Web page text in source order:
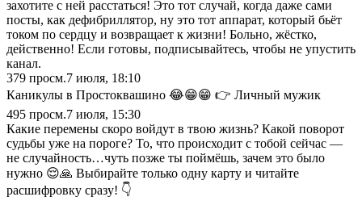
захотите с ней расстаться! Это тот случай, когда даже сами
посты, как дефибриллятор, ну это тот аппарат, который бьёт
током по сердцу и возвращает к жизни! Больно, жёстко,
действенно! Если готовы, подписывайтесь, чтобы не упустить
канал.
379 просм.7 июля, 18:10
Каникулы в Простоквашино 😂😁😁 👉 Личный мужик
495 просм.7 июля, 15:30
Какие перемены скоро войдут в твою жизнь? Какой поворот
судьбы уже на пороге? То, что происходит с тобой сейчас —
не случайность…чуть позже ты поймёшь, зачем это было
нужно 😌🙏 Выбирайте только одну карту и читайте
расшифровку сразу! 👇